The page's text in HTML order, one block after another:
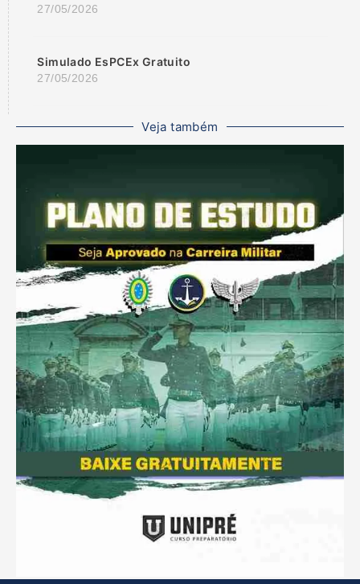
27/05/2026
Simulado EsPCEx Gratuito
27/05/2026
Veja também